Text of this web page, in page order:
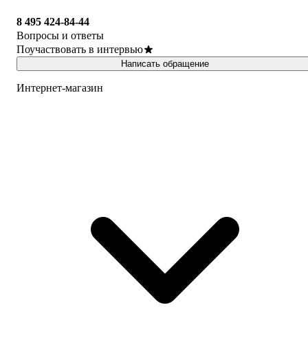
8 495 424-84-44
Вопросы и ответы
Поучаствовать в интервью
Написать обращение
Интернет-магазин